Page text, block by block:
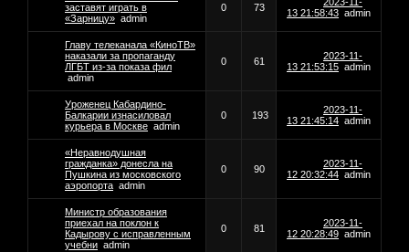
заставят играть в
«Зарницу» admin
0 73
13 21:58:43 admin
Главу телеканала «КиноТВ»
наказали за пропаганду
ЛГБТ из‑за показа фил
admin
0 61
2023-11-
13 21:53:15 admin
Уроженец Кабардино-
Балкарии изнасиловал
курьера в Москве admin
0 193
2023-11-
13 21:45:14 admin
«Неравнодушная
гражданка» донесла на
Пушкина из московского
аэропорта admin
0 90
2023-11-
12 20:32:44 admin
Министр образования
приехал на поклон к
Кадырову с исправленным
учебни admin
0 81
2023-11-
12 20:28:49 admin